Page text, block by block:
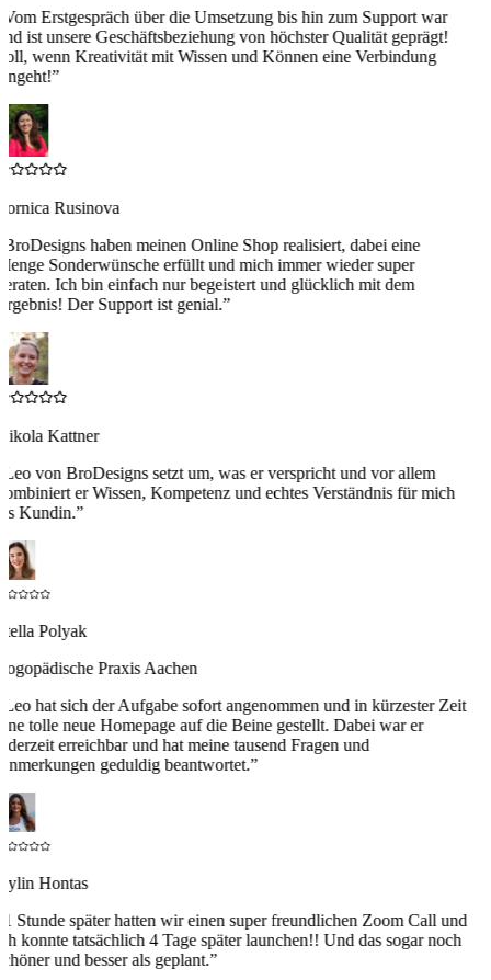
Vom Erstgespräch über die Umsetzung bis hin zum Support war
ist unsere Geschäftsbeziehung von höchster Qualität geprägt!
wenn Kreativität mit Wissen und Können eine Verbindung
”
Rusinova
BroDesigns haben meinen Online Shop realisiert, dabei eine
Sonderwünsche erfüllt und mich immer wieder super
Ich bin einfach nur begeistert und glücklich mit dem
Der Support ist genial.”
Kattner
Leo von BroDesigns setzt um, was er verspricht und vor allem
er Wissen, Kompetenz und echtes Verständnis für mich
Kundin.”
Polyak
Praxis Aachen
Leo hat sich der Aufgabe sofort angenommen und in kürzester Zeit
tolle neue Homepage auf die Beine gestellt. Dabei war er
erreichbar und hat meine tausend Fragen und
geduldig beantwortet.”
Hontas
1 Stunde später hatten wir einen super freundlichen Zoom Call und
konnte tatsächlich 4 Tage später launchen!! Und das sogar noch
und besser als geplant.”